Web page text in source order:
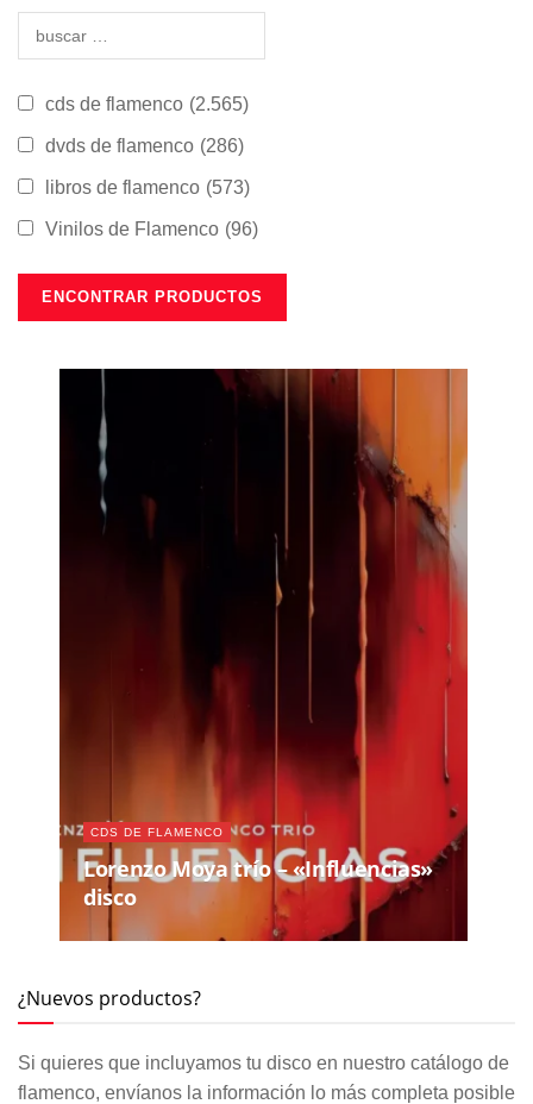
cds de flamenco (2.565)
dvds de flamenco (286)
libros de flamenco (573)
Vinilos de Flamenco (96)
CDS DE FLAMENCO
Lorenzo Moya trío – «Influencias»
disco
¿Nuevos productos?
Si quieres que incluyamos tu disco en nuestro catálogo de
flamenco, envíanos la información lo más completa posible